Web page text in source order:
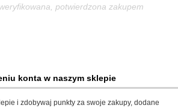
potwierdzona zakupem
konta w naszym sklepie
i zdobywaj punkty za swoje zakupy, dodane